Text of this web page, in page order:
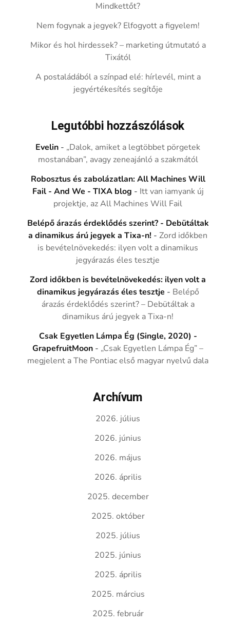
Mindkettőt?
Nem fogynak a jegyek? Elfogyott a figyelem!
Mikor és hol hirdessek? – marketing útmutató a
Tixától
A postaládából a színpad elé: hírlevél, mint a
jegyértékesítés segítője
Legutóbbi hozzászólások
Evelin - „Dalok, amiket a legtöbbet pörgetek
mostanában”, avagy zeneajánló a szakmától
Robosztus és zabolázatlan: All Machines Will
Fail - And We - TIXA blog - Itt van iamyank új
projektje, az All Machines Will Fail
Belépő árazás érdeklődés szerint? - Debütáltak
a dinamikus árú jegyek a Tixa-n! -Zord időkben
is bevételnövekedés: ilyen volt a dinamikus
jegyárazás éles tesztje
Zord időkben is bevételnövekedés: ilyen volt a
dinamikus jegyárazás éles tesztje - Belépő
árazás érdeklődés szerint? – Debütáltak a
dinamikus árú jegyek a Tixa-n!
Csak Egyetlen Lámpa Ég (Single, 2020) -
GrapefruitMoon - „Csak Egyetlen Lámpa Ég” –
megjelent a The Pontiac első magyar nyelvű dala
Archívum
2026. július
2026. június
2026. május
2026. április
2025. december
2025. október
2025. július
2025. június
2025. április
2025. március
2025. február